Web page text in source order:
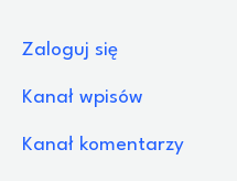
Zaloguj się
Kanał wpisów
Kanał komentarzy